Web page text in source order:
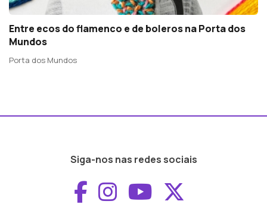
Entre ecos do flamenco e de boleros na Porta dos
Mundos
Porta dos Mundos
Siga-nos nas redes sociais
Aceder ao
Aceder ao
Aceder ao